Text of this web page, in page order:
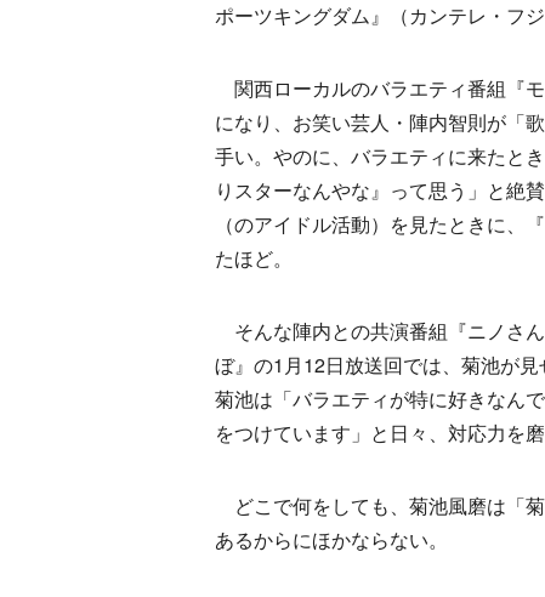
ポーツキングダム』（カンテレ・フ
関西ローカルのバラエティ番組『
になり、お笑い芸人・陣内智則が「
手い。やのに、バラエティに来たと
りスターなんやな』って思う」と絶
（のアイドル活動）を見たときに、
たほど。
そんな陣内との共演番組『ニノさ
ぼ』の1月12日放送回では、菊池が
菊池は「バラエティが特に好きなん
をつけています」と日々、対応力を
どこで何をしても、菊池風磨は「
あるからにほかならない。